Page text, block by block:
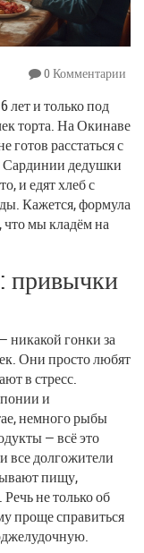
0 Комментарии
и только под
торта. На Окинаве
готов расстаться с
Сардинии дедушки
и едят хлеб с
Кажется, формула
что мы кладём на
привычки
никакой гонки за
Они просто любят
в стресс.
и
немного рыбы
— всё это
все долгожители
пищу,
не только об
проще справиться